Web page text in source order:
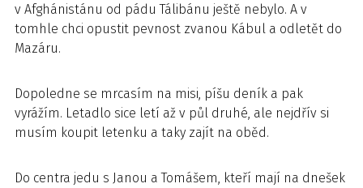
v Afghánistánu od pádu Tálibánu ještě nebylo. A v
tomhle chci opustit pevnost zvanou Kábul a odletět do
Mazáru.
Dopoledne se mrcasím na misi, píšu deník a pak
vyrážím. Letadlo sice letí až v půl druhé, ale nejdřív si
musím koupit letenku a taky zajít na oběd.
Do centra jedu s Janou a Tomášem, kteří mají na dnešek